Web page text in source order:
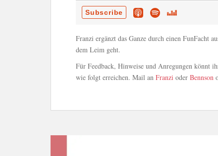
Franzi ergänzt das Ganze durch einen FunFacht
dem Leim geht.
Für Feedback, Hinweise und Anregungen könnt
wie folgt erreichen. Mail an Franzi oder Bennson